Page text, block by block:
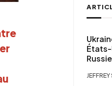
États-
Russie